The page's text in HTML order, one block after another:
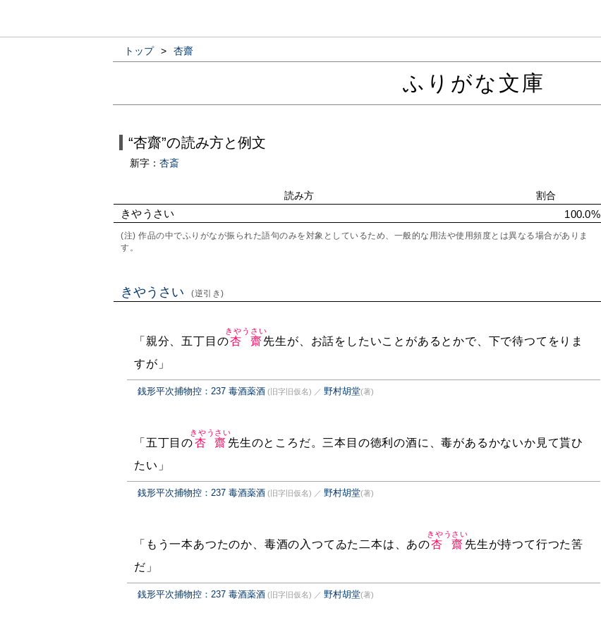
トップ > 杏齋
ふりがな文庫
“杏齋”の読み方と例文
新字： 杏斎
読み方 割合
きやうさい 100.0%
(注) 作品の中でふりがなが振られた語句のみを対象としているため、一般的な用法や使用頻度とは異なる場合がありま
す。
きやうさい (逆引き)
「親分、五丁目の杏齋
きやうさい
先生が、お話をしたいことがあるとかで、下で待つてをりま
すが」
銭形平次捕物控：237 毒酒薬酒 (旧字旧仮名) ／ 野村胡堂(著)
「五丁目の杏齋
きやうさい
先生のところだ。三本目の徳利の酒に、毒があるかないか見て貰ひ
たい」
銭形平次捕物控：237 毒酒薬酒 (旧字旧仮名) ／ 野村胡堂(著)
「もう一本あつたのか、毒酒の入つてゐた二本は、あの杏齋
きやうさい
先生が持つて行つた筈
だ」
銭形平次捕物控：237 毒酒薬酒 (旧字旧仮名) ／ 野村胡堂(著)